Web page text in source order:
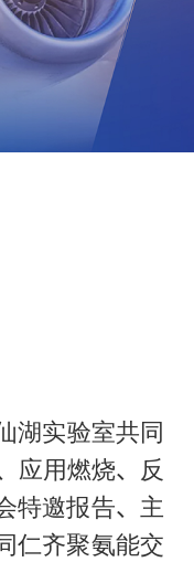
湖实验室共同
应用燃烧、反
特邀报告、主
仁齐聚氨能交